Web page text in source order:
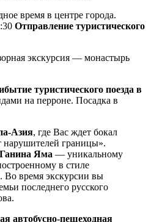
время в центре города.
Отправление туристического
экскурсия — монастырь
туристического поезда в
на перроне. Посадка в
Азия, где Вас ждет бокал
нарушителей границы».
Яма — уникальному
в стиле
Во время экскурсии вы
последнего русского
автобусно-пешеходная